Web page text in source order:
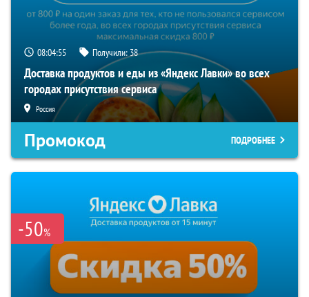
08:04:54 Получили:38
Доставка продуктов и еды из «Яндекс Лавки» во всех
городах присутствия сервиса
Россия
Промокод ПОДРОБНЕЕ
-50%